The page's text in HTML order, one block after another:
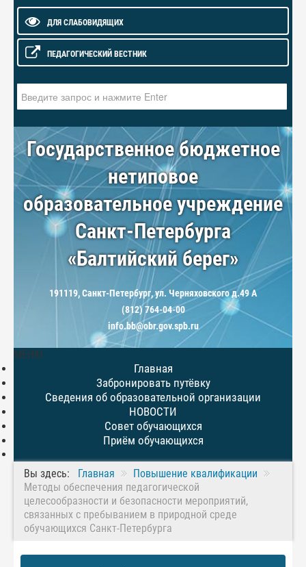
ДЛЯ СЛАБОВИДЯЩИХ
ПЕДАГОГИЧЕСКИЙ ВЕСТНИК
Государственное бюджетное
нетиповое
образовательное учреждение
Санкт-Петербурга
«Балтийский берег»
191119, Санкт-Петербург, ул. Черняховского д.49 А
(812) 764-04-00
info.bb@obr.gov.spb.ru
МЕНЮ
Главная
Забронировать путёвку
Сведения об образовательной организации
НОВОСТИ
Совет обучающихся
Приём обучающихся
Вы здесь: Главная
Повышение квалификации
Методы обеспечения педагогической
целесообразности и безопасности мероприятий,
связанных с пребыванием в природной среде
обучающихся Санкт-Петербурга